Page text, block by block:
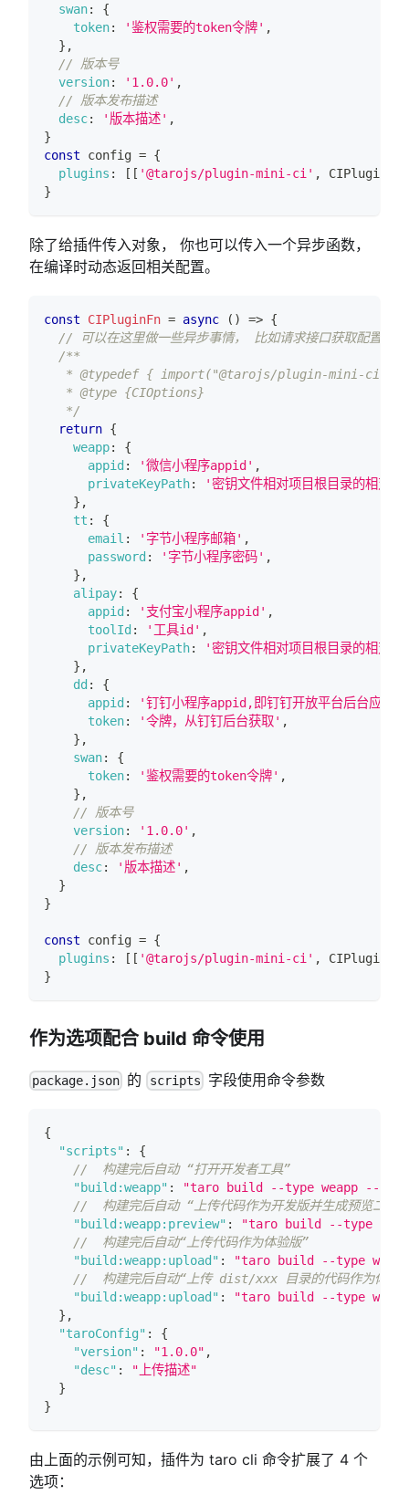
swan:
{
token: '鉴权需要的token令牌' ,
} ,
// 版本号
version: '1.0.0' ,
// 版本发布描述
desc: '版本描述' ,
}
const config = {
plugins : [ [ '@tarojs/plugin-mini-ci' ,
CIPluginOpt
}
除了给插件传入对象， 你也可以传入一个异步函数，
在编译时动态返回相关配置。
const CIPluginFn = async ( ) => {
// 可以在这里做一些异步事情， 比如请求接口获取配置
/**
* @typedef { import("@tarojs/plugin-mini-
   * @type {CIOptions}
   */
return {
weapp:
{
appid : '微信小程序appid' ,
privateKeyPath:
'密钥文件相对项目根目录的相
} ,
tt :
{
email : '字节小程序邮箱' ,
password : '字节小程序密码' ,
} ,
alipay:
{
appid : '支付宝小程序appid' ,
toolId : '工具id' ,
privateKeyPath:
'密钥文件相对项目根目录的相
} ,
dd :
{
appid :
'钉钉小程序appid,即钉钉开放平台后台应
token: '令牌，从钉钉后台获取' ,
} ,
swan:
{
token: '鉴权需要的token令牌' ,
} ,
// 版本号
version: '1.0.0' ,
// 版本发布描述
desc: '版本描述' ,
}
}
const config = {
plugins : [ [ '@tarojs/plugin-mini-ci' , CIPluginFn
}
作为选项配合 build 命令使用
package.json 的 scripts 字段使用命令参数
{
"scripts" :
{
//  构建完后自动 “打开开发者工具”
"build:weapp" :
"taro build --type weapp --
//  构建完后自动 “上传代码作为开发版并生成预览二维
"build:weapp:preview" :
"taro build --type
//  构建完后自动“上传代码作为体验版”
"build:weapp:upload" :
"taro build --type
//  构建完后自动“上传 dist/xxx 目录的代码作为体
"build:weapp:upload" :
"taro build --type
} ,
"taroConfig" :
{
"version" : "1.0.0" ,
"desc" :
"上传描述"
}
}
由上面的示例可知，插件为 taro cli 命令扩展了 4 个
选项：